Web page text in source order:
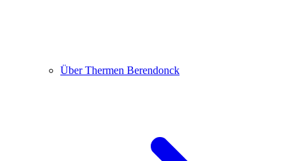
Über Thermen Berendonck